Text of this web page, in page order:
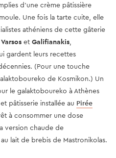
d'une crème pâtissière
Une fois la tarte cuite, elle
athéniens de cette gâterie
Varsos et Galifianakis,
gardent leurs recettes
(Pour une touche
de Kosmikon.) Un
le galaktoboureko à Athènes
pâtisserie installée au Pirée
à consommer une dose
version chaude de
lait de brebis de Mastronikolas.